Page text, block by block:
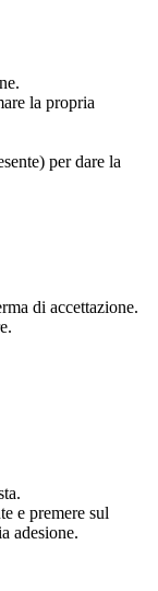
la propria
per dare la
di accettazione.
e premere sul
adesione.